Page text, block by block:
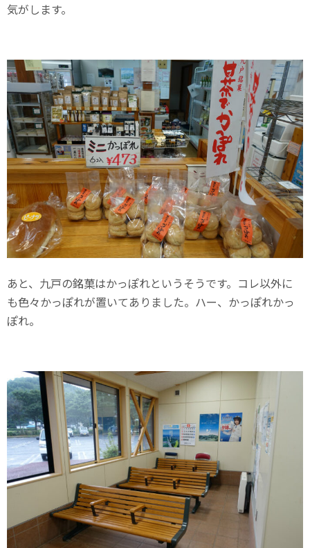
気がします。
あと、九戸の銘菓はかっぽれというそうです。コレ以外に
も色々かっぽれが置いてありました。ハー、かっぽれかっ
ぽれ。